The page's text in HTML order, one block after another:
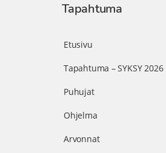
Tapahtuma
Etusivu
Tapahtuma – SYKSY 2026
Puhujat
Ohjelma
Arvonnat